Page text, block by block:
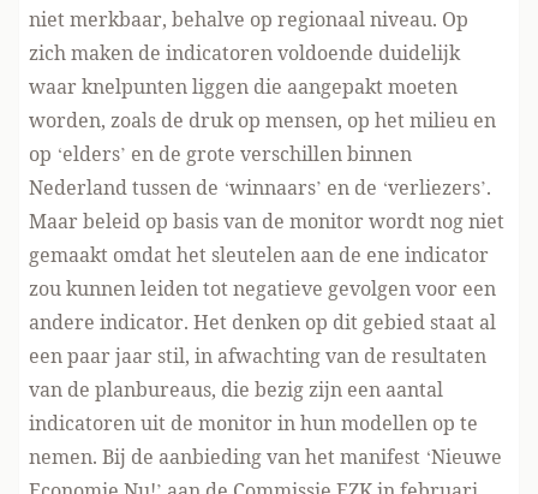
niet merkbaar, behalve op regionaal niveau. Op
zich maken de indicatoren voldoende duidelijk
waar knelpunten liggen die aangepakt moeten
worden, zoals de druk op mensen, op het milieu en
op ‘elders’ en de grote verschillen binnen
Nederland tussen de ‘winnaars’ en de ‘verliezers’.
Maar beleid op basis van de monitor wordt nog niet
gemaakt omdat het sleutelen aan de ene indicator
zou kunnen leiden tot negatieve gevolgen voor een
andere indicator. Het denken op dit gebied staat al
een paar jaar stil, in afwachting van de resultaten
van de planbureaus, die bezig zijn een aantal
indicatoren uit de monitor in hun modellen op te
nemen. Bij de aanbiedingvan het manifest ‘Nieuwe